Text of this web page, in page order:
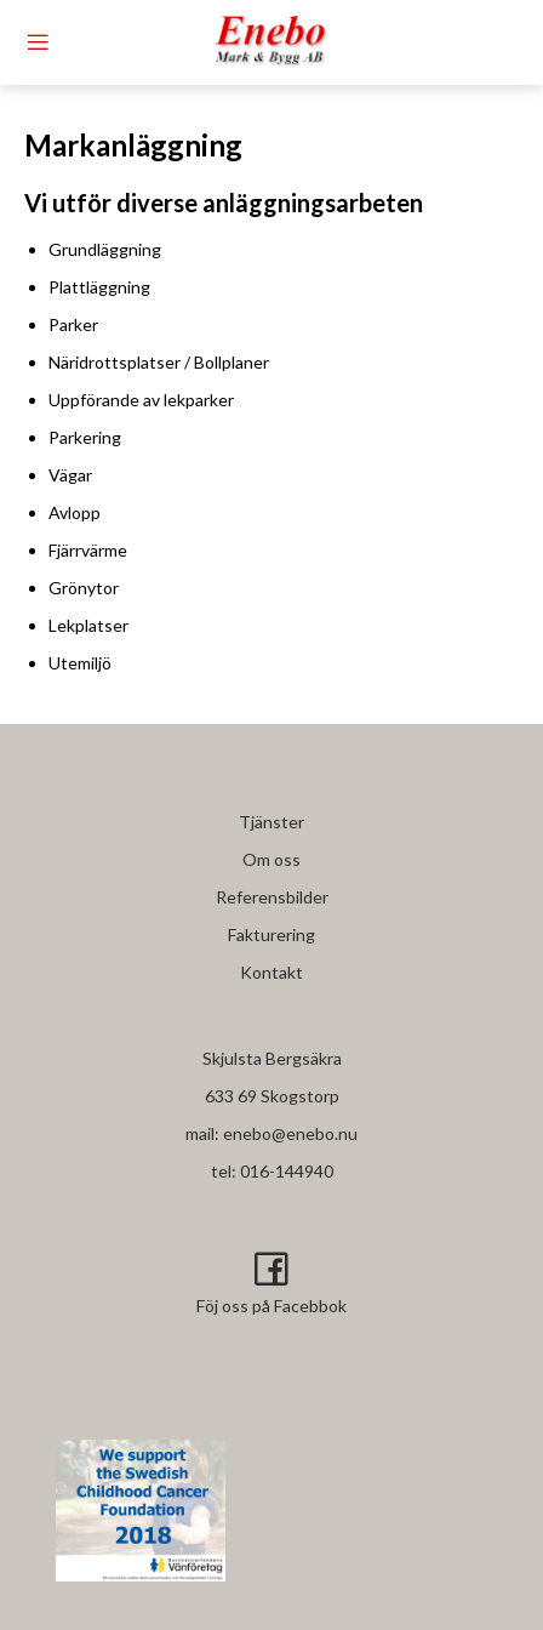
Markanläggning
Vi utför diverse anläggningsarbeten
Grundläggning
Plattläggning
Parker
Näridrottsplatser / Bollplaner
Uppförande av lekparker
Parkering
Vägar
Avlopp
Fjärrvärme
Grönytor
Lekplatser
Utemiljö
Tjänster
Om oss
Referensbilder
Fakturering
Kontakt
Skjulsta Bergsäkra
633 69 Skogstorp
mail: enebo@enebo.nu
tel: 016-144940
Föj oss på Facebbok